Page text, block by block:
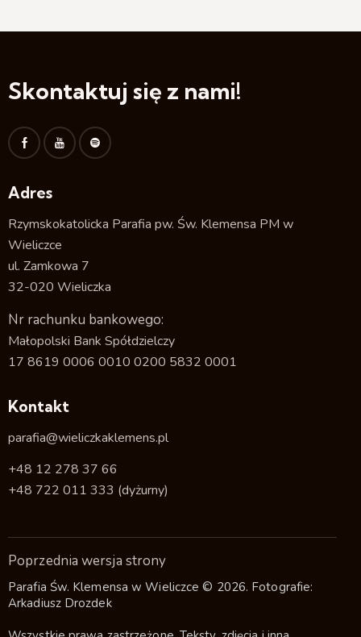
Skontaktuj się z nami!
Adres
Rzymskokatolicka Parafia pw. Św. Klemensa PM w
Wieliczce
ul. Zamkowa 7
32-020 Wieliczka
Nr rachunku bankowego:
Małopolski Bank Spółdzielczy
17 8619 0006 0010 0200 5832 0001
Kontakt
parafia@wieliczkaklemens.pl
+48 12 278 37 66
+48 722 011 333 (dyżurny)
Poprzednia wersja strony
Parafia Św. Klemensa w Wieliczce © 2026. Fotografie:
Arkadiusz Drozdek